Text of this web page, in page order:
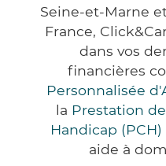
Seine-et-Marne
France,
dans vos
financières
Personnalisée
la Prestation
Handicap (PCH)
aide à